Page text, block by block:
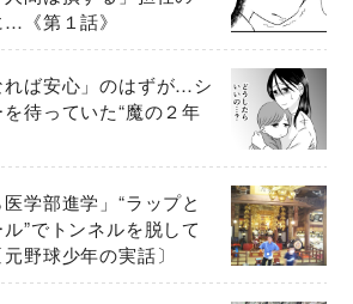
《第１話》
れば安心」のはずが…シ
待っていた“魔の２年
医学部進学」“ラップと
”でトンネルを脱して
野球少年の実話〕